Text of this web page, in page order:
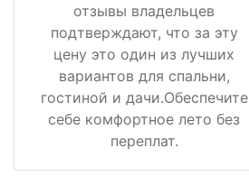
отзывы владельцев
подтверждают, что за эту
цену это один из лучших
вариантов для спальни,
гостиной и дачи.Обеспечите
себе комфортное лето без
переплат.